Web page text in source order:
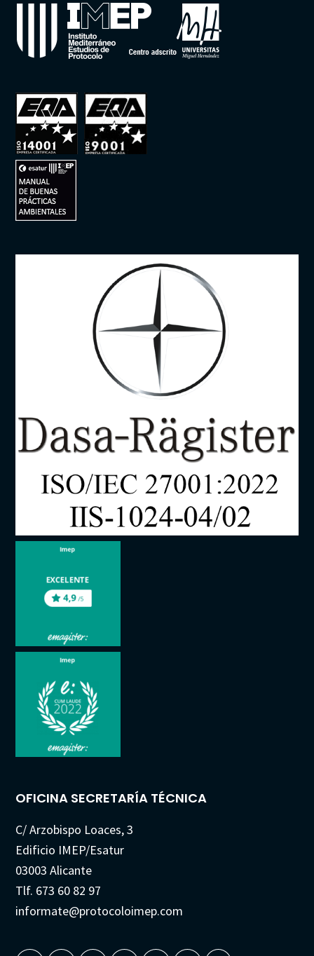
OFICINA SECRETARÍA TÉCNICA
C/ Arzobispo Loaces, 3
Edificio IMEP/Esatur
03003 Alicante
Tlf. 673 60 82 97
informate@protocoloimep.com